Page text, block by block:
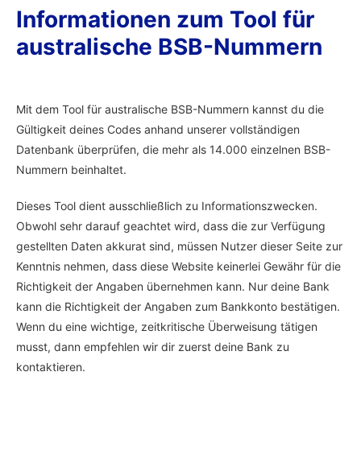
Informationen zum Tool für
australische BSB-Nummern
Mit dem Tool für australische BSB-Nummern kannst du die
Gültigkeit deines Codes anhand unserer vollständigen
Datenbank überprüfen, die mehr als 14.000 einzelnen BSB-
Nummern beinhaltet.
Dieses Tool dient ausschließlich zu Informationszwecken.
Obwohl sehr darauf geachtet wird, dass die zur Verfügung
gestellten Daten akkurat sind, müssen Nutzer dieser Seite zur
Kenntnis nehmen, dass diese Website keinerlei Gewähr für die
Richtigkeit der Angaben übernehmen kann. Nur deine Bank
kann die Richtigkeit der Angaben zum Bankkonto bestätigen.
Wenn du eine wichtige, zeitkritische Überweisung tätigen
musst, dann empfehlen wir dir zuerst deine Bank zu
kontaktieren.